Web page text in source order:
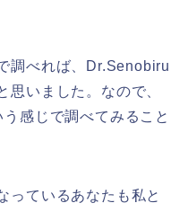
調べれば、Dr.Senobiru
思いました。なので、
感じで調べてみること
っているあなたも私と